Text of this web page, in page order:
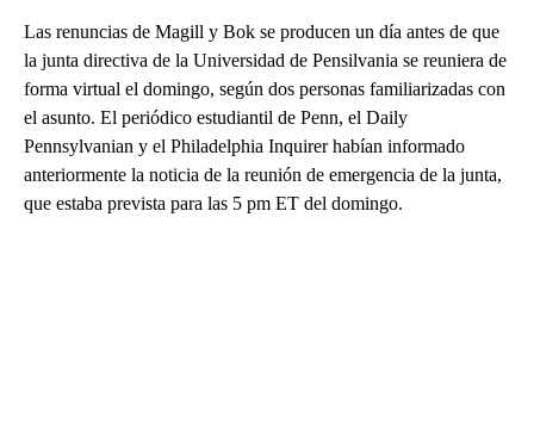
Las renuncias de Magill y Bok se producen un día antes de que
la junta directiva de la Universidad de Pensilvania se reuniera de
forma virtual el domingo, según dos personas familiarizadas con
el asunto. El periódico estudiantil de Penn, el Daily
Pennsylvanian y el Philadelphia Inquirer habían informado
anteriormente la noticia de la reunión de emergencia de la junta,
que estaba prevista para las 5 pm ET del domingo.